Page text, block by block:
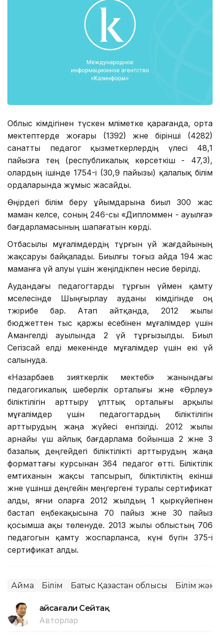
Облыс әкімдігінен түскен мәліметке қарағанда, орта
мектептерде жоғары (1392) және бірінші (4282)
санатты педагог қызметкерлердің үлесі 48,1
пайызға тең (республикалық көрсеткіш - 47,3),
олардың ішінде 1754-і (30,9 пайызы) қалалық білім
ордаларында жұмыс жасайды.
Өңірдегі білім беру ұйымдарына биыл 300 жас
маман келсе, соның 246-сы «Дипломмен - ауылға»
бағдарламасының шапағатын көрді.
Отбасылы мұғалімдердің тұрғын үй жағдайының
жақсаруы байқалады. Биылғы тоғыз айда 194 жас
маманға үй алуы үшін жеңілдікпен несие берілді.
Аудандағы педагогтарды тұрғын үймен қамту
мәселесінде Шыңғырлау ауданы әкімдігінде оң
тәжірибе бар. Атап айтқанда, 2012 жылы
бюджеттен тыс қаржы есебінен мұғалімдер үшін
Амангелді ауылында 2 үй тұрғызылды. Биыл
Сегізсай елді мекенінде мұғалімдер үшін екі үй
салынуда.
«Назарбаев зияткерлік мектебі» жанындағы
педагогикалық шеберлік орталығы және «Өрлеу»
біліктілігін арттыру ұлттық орталығы арқылы
мұғалімдер үшін педагогтардың біліктілігін
арттырудың жаңа жүйесі енгізілді. 2012 жылы
арнайы үш айлық бағдарлама бойынша 2 және 3
базалық деңгейдегі біліктілікті арттырудың жаңа
форматтағы курсынан 364 педагог өтті. Біліктілік
емтиханын жақсы тапсырып, біліктіліктің екінші
және үшінші деңгейін меңгергені туралы сертификат
алды, яғни оларға 2012 жылдың 1 қыркүйегінен
бастап еңбекақысына 70 пайыз және 30 пайыз
қосымша ақы төленуде. 2013 жылы облыстың 706
педагогын қамту жоспарланса, күні бүгін 375-і
сертификат алды.
Аймақ Білім Батыс Қазақстан облысы Білім
Ғайсағали Сейтақ
Авторлар